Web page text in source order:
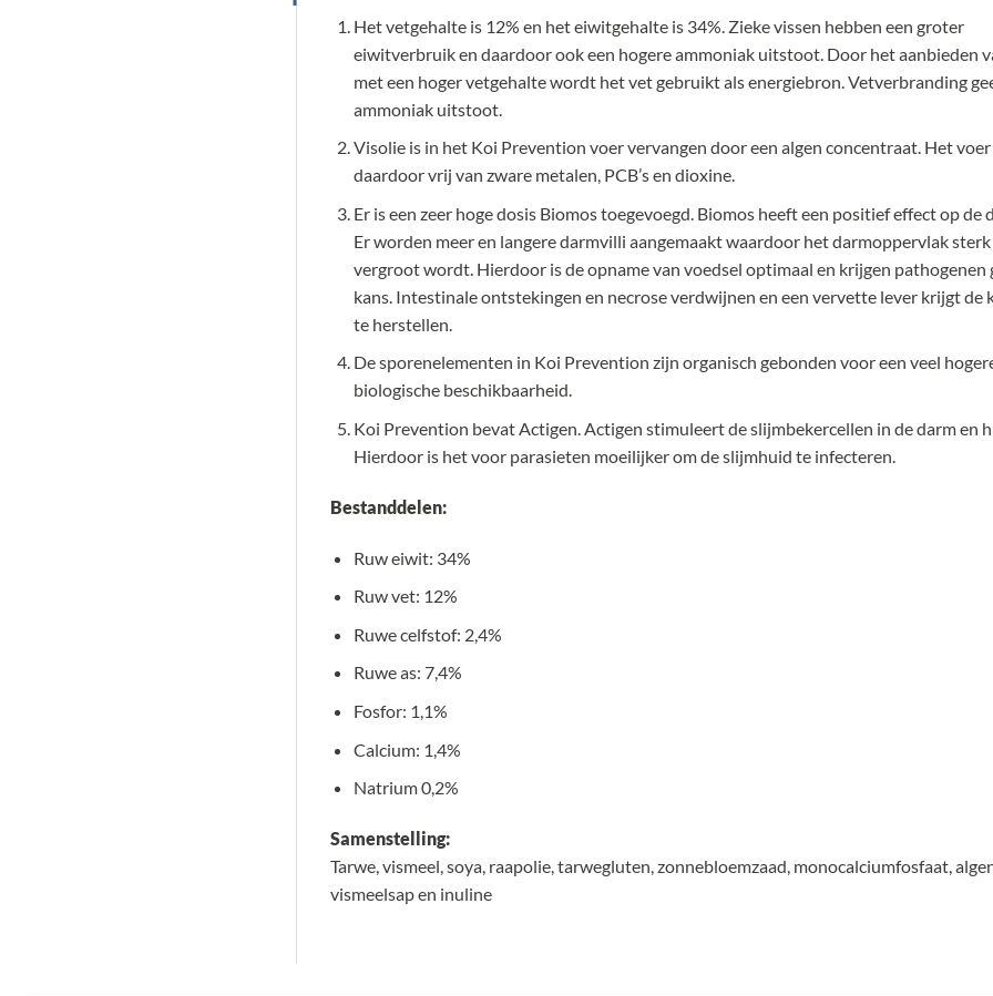
Het vetgehalte is 12% en het eiwitgehalte is 34%. Zieke vissen hebben een groter
eiwitverbruik en daardoor ook een hogere ammoniak uitstoot. Door het aanbieden
met een hoger vetgehalte wordt het vet gebruikt als energiebron. Vetverbranding
ammoniak uitstoot.
Visolie is in het Koi Prevention voer vervangen door een algen concentraat. Het voer
daardoor vrij van zware metalen, PCB’s en dioxine.
Er is een zeer hoge dosis Biomos toegevoegd. Biomos heeft een positief effect op de
Er worden meer en langere darmvilli aangemaakt waardoor het darmoppervlak sterk
vergroot wordt. Hierdoor is de opname van voedsel optimaal en krijgen pathogenen
kans. Intestinale ontstekingen en necrose verdwijnen en een vervette lever krijgt de
te herstellen.
De sporenelementen in Koi Prevention zijn organisch gebonden voor een veel
biologische beschikbaarheid.
Koi Prevention bevat Actigen. Actigen stimuleert de slijmbekercellen in de darm en
Hierdoor is het voor parasieten moeilijker om de slijmhuid te infecteren.
Bestanddelen:
Ruw eiwit: 34%
Ruw vet: 12%
Ruwe celfstof: 2,4%
Ruwe as: 7,4%
Fosfor: 1,1%
Calcium: 1,4%
Natrium 0,2%
Samenstelling:
Tarwe, vismeel, soya, raapolie, tarwegluten, zonnebloemzaad, monocalciumfosfaat,
vismeelsap en inuline